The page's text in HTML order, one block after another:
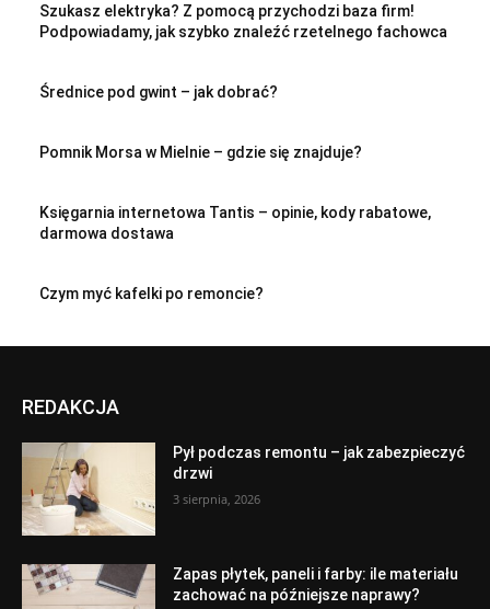
Szukasz elektryka? Z pomocą przychodzi baza firm!
Podpowiadamy, jak szybko znaleźć rzetelnego fachowca
Średnice pod gwint – jak dobrać?
Pomnik Morsa w Mielnie – gdzie się znajduje?
Księgarnia internetowa Tantis – opinie, kody rabatowe,
darmowa dostawa
Czym myć kafelki po remoncie?
REDAKCJA
Pył podczas remontu – jak zabezpieczyć
drzwi
3 sierpnia, 2026
Zapas płytek, paneli i farby: ile materiału
zachować na późniejsze naprawy?